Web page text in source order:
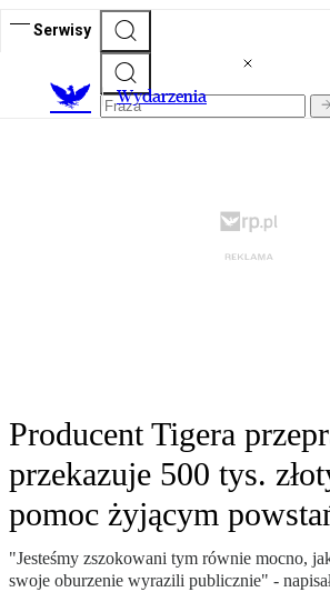
Serwisy
Wydarzenia
Producent Tigera
przekazuje 500 tys.
pomoc żyjącym
"Jesteśmy zszokowani tym równie mocno,
swoje oburzenie wyrazili publicznie" -